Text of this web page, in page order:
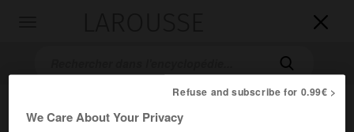


Refuse and subscribe for 0.99€ >
We Care About Your Privacy